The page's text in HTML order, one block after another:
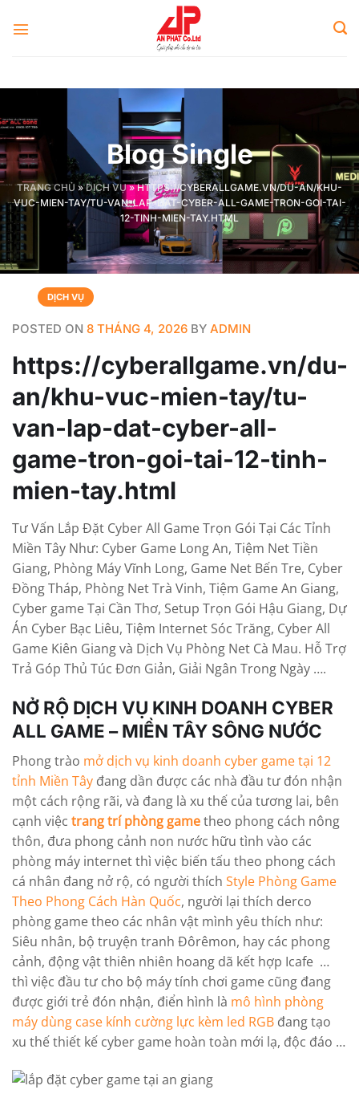
Blog Single
TRANG CHỦ » DỊCH VỤ » HTTPS://CYBERALLGAME.VN/DU-AN/KHU-
VUC-MIEN-TAY/TU-VAN-LAP-DAT-CYBER-ALL-GAME-TRON-GOI-TAI-
12-TINH-MIEN-TAY.HTML
DỊCH VỤ
POSTED ON 8 THÁNG 4, 2026 BY ADMIN
https://cyberallgame.vn/du-
an/khu-vuc-mien-tay/tu-
van-lap-dat-cyber-all-
game-tron-goi-tai-12-tinh-
mien-tay.html
Tư Vấn Lắp Đặt Cyber All Game Trọn Gói Tại Các Tỉnh
Miền Tây Như: Cyber Game Long An, Tiệm Net Tiền
Giang, Phòng Máy Vĩnh Long, Game Net Bến Tre, Cyber
Đồng Tháp, Phòng Net Trà Vinh, Tiệm Game An Giang,
Cyber game Tại Cần Thơ, Setup Trọn Gói Hậu Giang, Dự
Án Cyber Bạc Liêu, Tiệm Internet Sóc Trăng, Cyber All
Game Kiên Giang và Dịch Vụ Phòng Net Cà Mau. Hỗ Trợ
Trả Góp Thủ Túc Đơn Giản, Giải Ngân Trong Ngày ….
NỞ RỘ DỊCH VỤ KINH DOANH CYBER
ALL GAME – MIỀN TÂY SÔNG NƯỚC
Phong trào mở dịch vụ kinh doanh cyber game tại 12
tỉnh Miền Tây đang dần được các nhà đầu tư đón nhận
một cách rộng rãi, và đang là xu thế của tương lai, bên
cạnh việc trang trí phòng gametheo phong cách nông
thôn, đưa phong cảnh non nước hữu tình vào các
phòng máy internet thì việc biến tấu theo phong cách
cá nhân đang nở rộ, có người thích Style Phòng Game
Theo Phong Cách Hàn Quốc, người lại thích derco
phòng game theo các nhân vật mình yêu thích như:
Siêu nhân, bộ truyện tranh Đôrêmon, hay các phong
cảnh, động vật thiên nhiên hoang dã kết hợp Icafe …
thì việc đầu tư cho bộ máy tính chơi game cũng đang
được giới trẻ đón nhận, điển hình là mô hình phòng
máy dùng case kính cường lực kèm led RGB đang tạo
xu thế thiết kế cyber game hoàn toàn mới lạ, độc đáo …